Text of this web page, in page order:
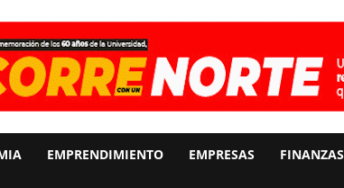
EMPRENDIMIENTO EMPRESAS FINANZAS